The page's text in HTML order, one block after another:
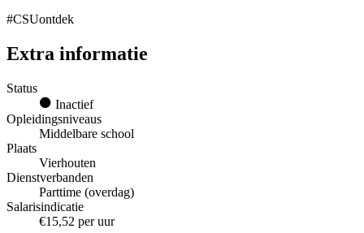
#CSUontdek
Extra informatie
Status
Inactief
Opleidingsniveaus
Middelbare school
Plaats
Vierhouten
Dienstverbanden
Parttime (overdag)
Salarisindicatie
€15,52 per uur